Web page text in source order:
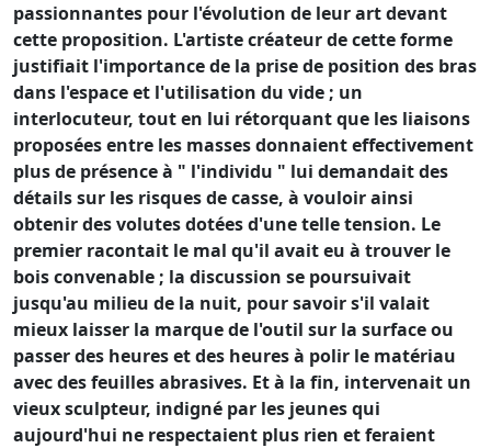
passionnantes pour l'évolution de leur art devant
cette proposition. L'artiste créateur de cette forme
justifiait l'importance de la prise de position des bras
dans l'espace et l'utilisation du vide ; un
interlocuteur, tout en lui rétorquant que les liaisons
proposées entre les masses donnaient effectivement
plus de présence à " l'individu " lui demandait des
détails sur les risques de casse, à vouloir ainsi
obtenir des volutes dotées d'une telle tension. Le
premier racontait le mal qu'il avait eu à trouver le
bois convenable ; la discussion se poursuivait
jusqu'au milieu de la nuit, pour savoir s'il valait
mieux laisser la marque de l'outil sur la surface ou
passer des heures et des heures à polir le matériau
avec des feuilles abrasives. Et à la fin, intervenait un
vieux sculpteur, indigné par les jeunes qui
aujourd'hui ne respectaient plus rien et feraient